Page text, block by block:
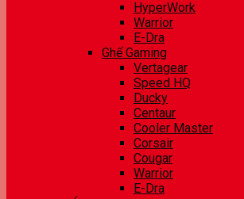
HyperWork
Warrior
E-Dra
Ghế Gaming
Vertagear
Speed HQ
Ducky
Centaur
Cooler Master
Corsair
Cougar
Warrior
E-Dra